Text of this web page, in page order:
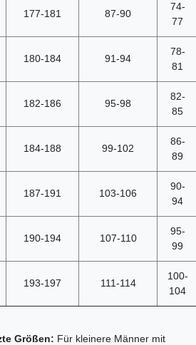
177-181 87-90
74-
77
180-184 91-94
78-
81
182-186 95-98
82-
85
184-188 99-102
86-
89
187-191 103-106
90-
94
190-194 107-110
95-
99
193-197 111-114
100-
104
Größen: Für kleinere Männer mit